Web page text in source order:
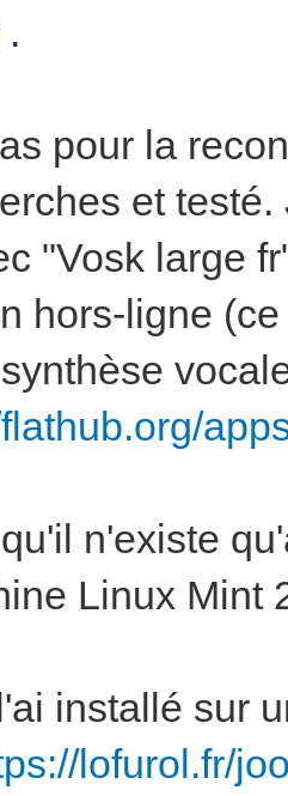
.
pour la
et
"Vosk large
hors-ligne
n'existe
Linux Mint
installé sur
lofurol.fr/